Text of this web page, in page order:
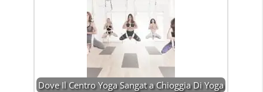
Dove Il Centro Yoga Sangat a Chioggia Di Yoga